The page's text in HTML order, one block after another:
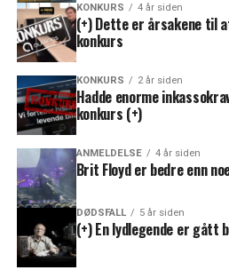
KONKURS 4 år siden
(+) Dette er årsakene til
konkurs
KONKURS 2 år siden
Hadde enorme
konkurs (+)
ANMELDELSE 4 år siden
Brit Floyd er bedre enn
DØDSFALL 5 år siden
(+) En lydlegende er gått